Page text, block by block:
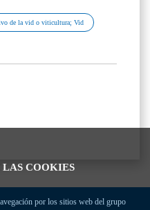
COOKIES
por los sitios web del grupo
de la vid o viticultura; Vid